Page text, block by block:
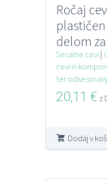
Ročaj
delom
sesalni
Sesalne cevi|
cevi in
ter
20,11 € z
Dodaj v